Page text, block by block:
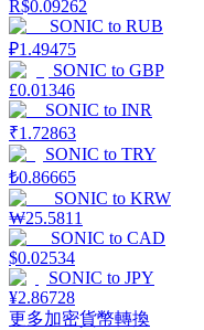
機槍池
一鍵質押鎖定高收益
R$0.09262
SONIC to RUB
₽1.49475
SONIC to GBP
£0.01346
SONIC to INR
₹1.72863
SONIC to TRY
₺0.86665
SONIC to KRW
₩25.5811
SONIC to CAD
$0.02534
SONIC to JPY
¥2.86728
更多加密貨幣轉換